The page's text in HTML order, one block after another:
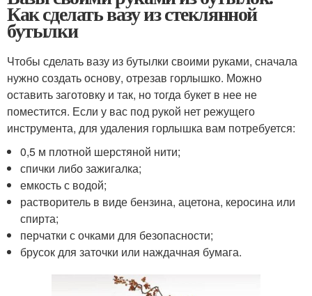
Как сделать вазу из стеклянной
бутылки
Чтобы сделать вазу из бутылки своими руками, сначала
нужно создать основу, отрезав горлышко. Можно
оставить заготовку и так, но тогда букет в нее не
поместится. Если у вас под рукой нет режущего
инструмента, для удаления горлышка вам потребуется:
0,5 м плотной шерстяной нити;
спички либо зажигалка;
емкость с водой;
растворитель в виде бензина, ацетона, керосина или
спирта;
перчатки с очками для безопасности;
брусок для заточки или наждачная бумага.